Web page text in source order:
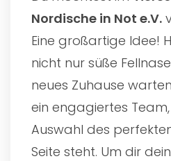
Nordische in Not e.V.
Eine großartige Idee!
nicht nur süße
neues Zuhause
ein engagiertes
Auswahl des
Seite steht. Um dir